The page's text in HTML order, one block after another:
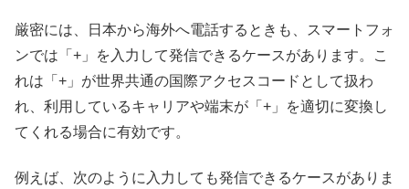
厳密には、日本から海外へ電話するときも、スマートフォ
ンでは「+」を入力して発信できるケースがあります。こ
れは「+」が世界共通の国際アクセスコードとして扱わ
れ、利用しているキャリアや端末が「+」を適切に変換し
てくれる場合に有効です。
例えば、次のように入力しても発信できるケースがありま